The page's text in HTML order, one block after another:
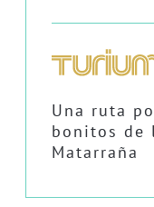
Una ruta
bonitos de
Matarraña